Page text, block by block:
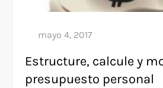
Estructure, calcule y
presupuesto personal